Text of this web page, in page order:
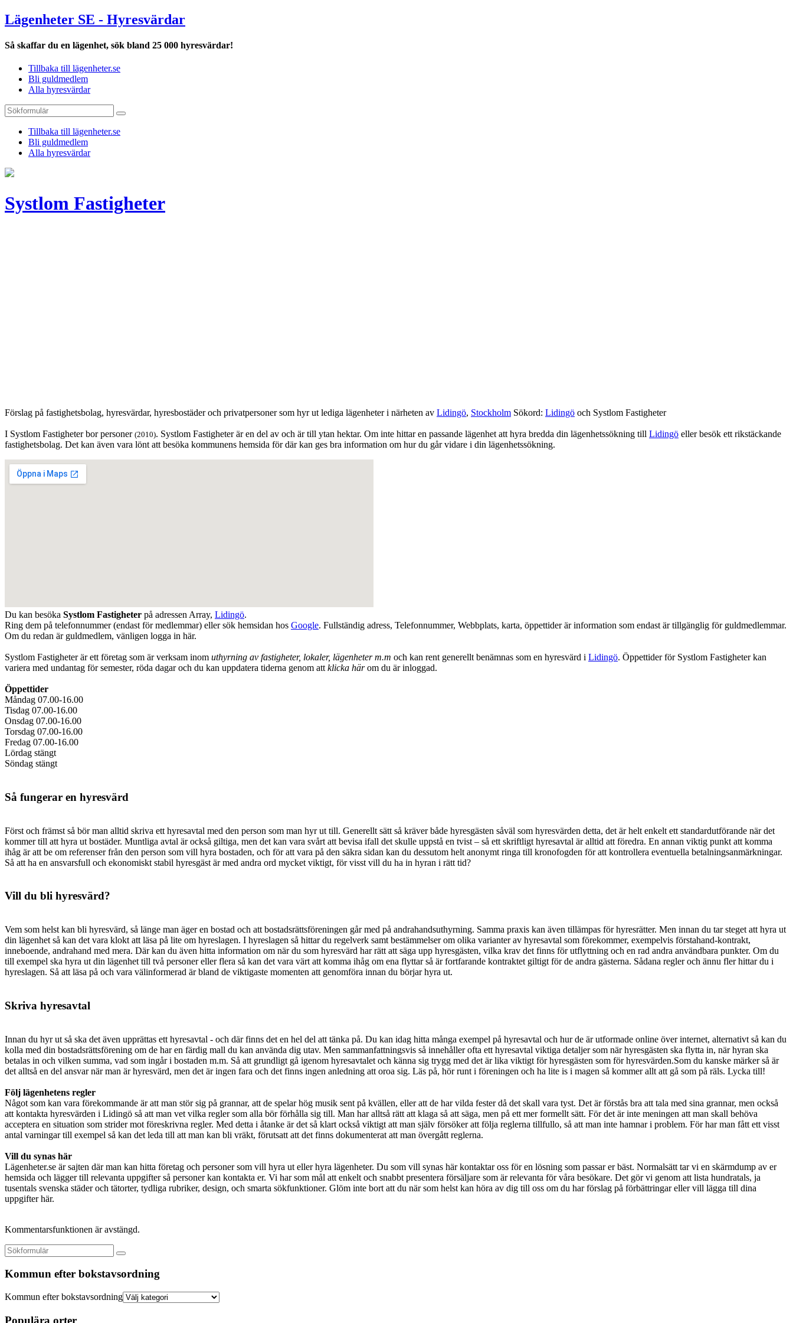
Lägenheter SE - Hyresvärdar
Så skaffar du en lägenhet, sök bland 25 000 hyresvärdar!
Tillbaka till lägenheter.se
Bli guldmedlem
Alla hyresvärdar
Tillbaka till lägenheter.se
Bli guldmedlem
Alla hyresvärdar
Systlom Fastigheter
Förslag på fastighetsbolag, hyresvärdar, hyresbostäder och privatpersoner som hyr ut lediga lägenheter i närheten av Lidingö, Stockholm Sökord: Lidingö och Systlom Fastigheter
I Systlom Fastigheter bor personer (2010). Systlom Fastigheter är en del av och är till ytan hektar. Om inte hittar en passande lägenhet att hyra bredda din lägenhetssökning till Lidingö eller besök ett rikstäckande
fastighetsbolag. Det kan även vara lönt att besöka kommunens hemsida för där kan ges bra information om hur du går vidare i din lägenhetssökning.
Du kan besöka Systlom Fastigheter på adressen Array, Lidingö.
Ring dem på telefonnummer (endast för medlemmar) eller sök hemsidan hos Google. Fullständig adress, Telefonnummer, Webbplats, karta, öppettider är information som endast är tillgänglig för guldmedlemmar.
Om du redan är guldmedlem, vänligen logga in här.
Systlom Fastigheter är ett företag som är verksam inom uthyrning av fastigheter, lokaler, lägenheter m.m och kan rent generellt benämnas som en hyresvärd i Lidingö. Öppettider för Systlom Fastigheter kan
variera med undantag för semester, röda dagar och du kan uppdatera tiderna genom att klicka härom du är inloggad.
Öppettider
Måndag 07.00-16.00
Tisdag 07.00-16.00
Onsdag 07.00-16.00
Torsdag 07.00-16.00
Fredag 07.00-16.00
Lördag stängt
Söndag stängt
Så fungerar en hyresvärd
Först och främst så bör man alltid skriva ett hyresavtal med den person som man hyr ut till. Generellt sätt så kräver både hyresgästen såväl som hyresvärden detta, det är helt enkelt ett standardutförande när det
kommer till att hyra ut bostäder. Muntliga avtal är också giltiga, men det kan vara svårt att bevisa ifall det skulle uppstå en tvist – så ett skriftligt hyresavtal är alltid att föredra. En annan viktig punkt att komma
ihåg är att be om referenser från den person som vill hyra bostaden, och för att vara på den säkra sidan kan du dessutom helt anonymt ringa till kronofogden för att kontrollera eventuella betalningsanmärkningar.
Så att ha en ansvarsfull och ekonomiskt stabil hyresgäst är med andra ord mycket viktigt, för visst vill du ha in hyran i rätt tid?
Vill du bli hyresvärd?
Vem som helst kan bli hyresvärd, så länge man äger en bostad och att bostadsrättsföreningen går med på andrahandsuthyrning. Samma praxis kan även tillämpas för hyresrätter. Men innan du tar steget att hyra ut
din lägenhet så kan det vara klokt att läsa på lite om hyreslagen. I hyreslagen så hittar du regelverk samt bestämmelser om olika varianter av hyresavtal som förekommer, exempelvis förstahand-kontrakt,
inneboende, andrahand med mera. Där kan du även hitta information om när du som hyresvärd har rätt att säga upp hyresgästen, vilka krav det finns för utflyttning och en rad andra användbara punkter. Om du
till exempel ska hyra ut din lägenhet till två personer eller flera så kan det vara värt att komma ihåg om ena flyttar så är fortfarande kontraktet giltigt för de andra gästerna. Sådana regler och ännu fler hittar du i
hyreslagen. Så att läsa på och vara välinformerad är bland de viktigaste momenten att genomföra innan du börjar hyra ut.
Skriva hyresavtal
Innan du hyr ut så ska det även upprättas ett hyresavtal - och där finns det en hel del att tänka på. Du kan idag hitta många exempel på hyresavtal och hur de är utformade online över internet, alternativt så kan du
kolla med din bostadsrättsförening om de har en färdig mall du kan använda dig utav. Men sammanfattningsvis så innehåller ofta ett hyresavtal viktiga detaljer som när hyresgästen ska flytta in, när hyran ska
betalas in och vilken summa, vad som ingår i bostaden m.m. Så att grundligt gå igenom hyresavtalet och känna sig trygg med det är lika viktigt för hyresgästen som för hyresvärden.Som du kanske märker så är
det alltså en del ansvar när man är hyresvärd, men det är ingen fara och det finns ingen anledning att oroa sig. Läs på, hör runt i föreningen och ha lite is i magen så kommer allt att gå som på räls. Lycka till!
Följ lägenhetens regler
Något som kan vara förekommande är att man stör sig på grannar, att de spelar hög musik sent på kvällen, eller att de har vilda fester då det skall vara tyst. Det är förstås bra att tala med sina grannar, men också
att kontakta hyresvärden i Lidingö så att man vet vilka regler som alla bör förhålla sig till. Man har alltså rätt att klaga så att säga, men på ett mer formellt sätt. För det är inte meningen att man skall behöva
acceptera en situation som strider mot föreskrivna regler. Med detta i åtanke är det så klart också viktigt att man själv försöker att följa reglerna tillfullo, så att man inte hamnar i problem. För har man fått ett visst
antal varningar till exempel så kan det leda till att man kan bli vräkt, förutsatt att det finns dokumenterat att man övergått reglerna.
Vill du synas här
Lägenheter.se är sajten där man kan hitta företag och personer som vill hyra ut eller hyra lägenheter. Du som vill synas här kontaktar oss för en lösning som passar er bäst. Normalsätt tar vi en skärmdump av er
hemsida och lägger till relevanta uppgifter så personer kan kontakta er. Vi har som mål att enkelt och snabbt presentera försäljare som är relevanta för våra besökare. Det gör vi genom att lista hundratals, ja
tusentals svenska städer och tätorter, tydliga rubriker, design, och smarta sökfunktioner. Glöm inte bort att du när som helst kan höra av dig till oss om du har förslag på förbättringar eller vill lägga till dina
uppgifter här.
Kommentarsfunktionen är avstängd.
Kommun efter bokstavsordning
Kommun efter bokstavsordning
Populära orter